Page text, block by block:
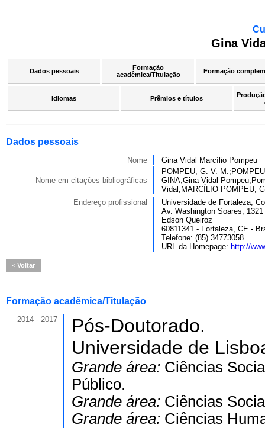
Gina
Dados pessoais
Formação
acadêmica/Titulação
Formação
Idiomas Prêmios e títulos
Dados pessoais
Nome Gina Vidal Marcílio Pompeu
Nome em citações bibliográficas
POMPEU, G. V.
GINA;Gina Vidal
Vidal;MARCÍLIO POMPEU,
Endereço profissional
Universidade de Fortaleza,
Av. Washington Soares,
Edson Queiroz
60811341 - Fortaleza, CE -
Telefone: (85) 34773058
URL da Homepage: http://
Voltar
Formação acadêmica/Titulação
2014 - 2017
Pós-Doutorado.
Universidade de
Grande área: Ciências
Público.
Grande área: Ciências
Grande área: Ciências